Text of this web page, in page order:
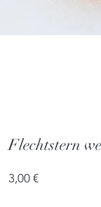
Flechtstern
3,00 €Preis